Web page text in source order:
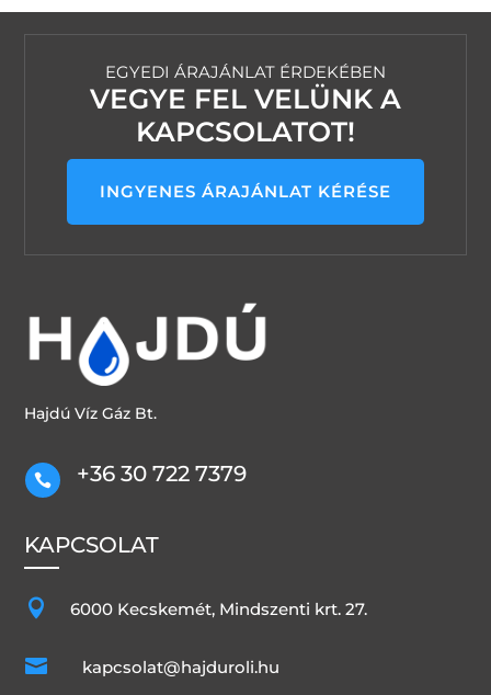
EGYEDI ÁRAJÁNLAT ÉRDEKÉBEN
VEGYE FEL VELÜNK A
KAPCSOLATOT!
INGYENES ÁRAJÁNLAT KÉRÉSE
Hajdú Víz Gáz Bt.
 +36 30 722 7379
KAPCSOLAT
 6000 Kecskemét, Mindszenti krt. 27.
 kapcsolat@hajduroli.hu